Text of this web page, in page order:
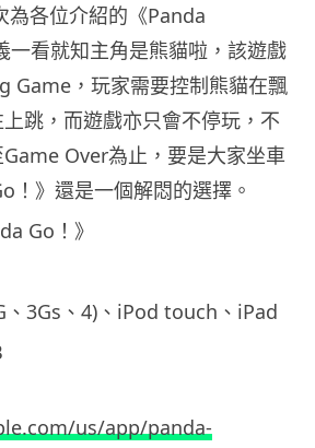
為各位介紹的《Panda
一看就知主角是熊貓啦，該遊戲
Game，玩家需要控制熊貓在飄
跳，而遊戲亦只會不停玩，不
Over為止，要是大家坐車
！》還是一個解悶的選擇。
Go！》
、3Gs、4)、iPod touch、iPad
us/app/panda-